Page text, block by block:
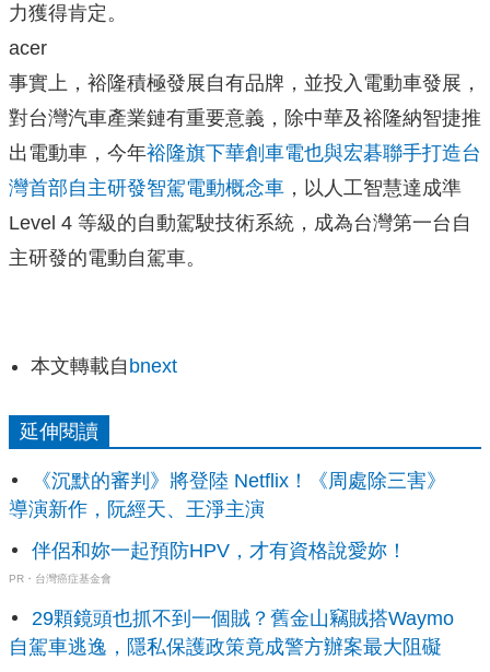
力獲得肯定。
acer
事實上，裕隆積極發展自有品牌，並投入電動車發展，
對台灣汽車產業鏈有重要意義，除中華及裕隆納智捷推
出電動車，今年裕隆旗下華創車電也與宏碁聯手打造台
灣首部自主研發智駕電動概念車 ，以人工智慧達成準
Level 4 等級的自動駕駛技術系統，成為台灣第一台自
主研發的電動自駕車。
本文轉載自 bnext
延伸閱讀
《沉默的審判》將登陸 Netflix！《周處除三害》
導演新作，阮經天、王淨主演
伴侶和妳一起預防HPV，才有資格說愛妳！
PR・台灣癌症基金會
29顆鏡頭也抓不到一個賊？舊金山竊賊搭Waymo
自駕車逃逸，隱私保護政策竟成警方辦案最大阻礙